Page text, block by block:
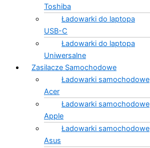
Toshiba
Ładowarki do laptopa
USB-C
Ładowarki do laptopa
Uniwersalne
Zasilacze Samochodowe
Ładowarki samochodowe
Acer
Ładowarki samochodowe
Apple
Ładowarki samochodowe
Asus